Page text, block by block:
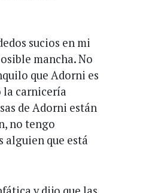
sucios en mi
mancha. No
que Adorni es
la carnicería
de Adorni están
no tengo
alguien que está